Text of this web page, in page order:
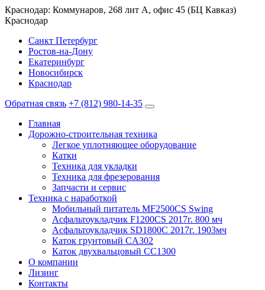
Краснодар: Коммунаров, 268 лит А, офис 45 (БЦ Кавказ)
Краснодар
Санкт Петербург
Ростов-на-Дону
Екатеринбург
Новосибирск
Краснодар
Обратная связь +7 (812) 980-14-35
Главная
Дорожно-строительная техника
Легкое уплотняющее оборудование
Катки
Техника для укладки
Техника для фрезерования
Запчасти и сервис
Техника с наработкой
Мобильный питатель MF2500CS Swing
Асфальтоукладчик F1200CS 2017г. 800 мч
Асфальтоукладчик SD1800C 2017г. 1903мч
Каток грунтовый CA302
Каток двухвальцовый CC1300
О компании
Лизинг
Контакты